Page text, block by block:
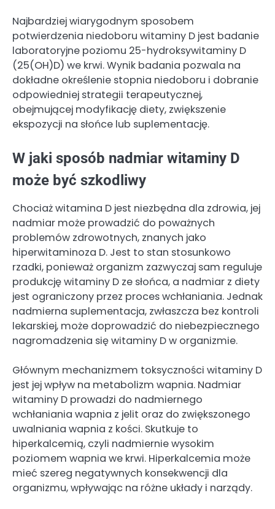
Najbardziej wiarygodnym sposobem
potwierdzenia niedoboru witaminy D jest badanie
laboratoryjne poziomu 25-hydroksywitaminy D
(25(OH)D) we krwi. Wynik badania pozwala na
dokładne określenie stopnia niedoboru i dobranie
odpowiedniej strategii terapeutycznej,
obejmującej modyfikację diety, zwiększenie
ekspozycji na słońce lub suplementację.
W jaki sposób nadmiar witaminy D
może być szkodliwy
Chociaż witamina D jest niezbędna dla zdrowia, jej
nadmiar może prowadzić do poważnych
problemów zdrowotnych, znanych jako
hiperwitaminoza D. Jest to stan stosunkowo
rzadki, ponieważ organizm zazwyczaj sam reguluje
produkcję witaminy D ze słońca, a nadmiar z diety
jest ograniczony przez proces wchłaniania. Jednak
nadmierna suplementacja, zwłaszcza bez kontroli
lekarskiej, może doprowadzić do niebezpiecznego
nagromadzenia się witaminy D w organizmie.
Głównym mechanizmem toksyczności witaminy D
jest jej wpływ na metabolizm wapnia. Nadmiar
witaminy D prowadzi do nadmiernego
wchłaniania wapnia z jelit oraz do zwiększonego
uwalniania wapnia z kości. Skutkuje to
hiperkalcemią, czyli nadmiernie wysokim
poziomem wapnia we krwi. Hiperkalcemia może
mieć szereg negatywnych konsekwencji dla
organizmu, wpływając na różne układy i narządy.